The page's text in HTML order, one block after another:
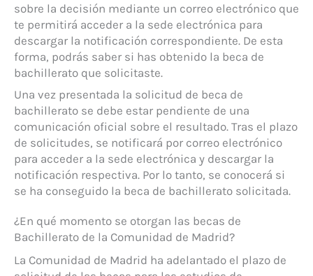
sobre la decisión mediante un correo electrónico que
te permitirá acceder a la sede electrónica para
descargar la notificación correspondiente. De esta
forma, podrás saber si has obtenido la beca de
bachillerato que solicitaste.
Una vez presentada la solicitud de beca de
bachillerato se debe estar pendiente de una
comunicación oficial sobre el resultado. Tras el plazo
de solicitudes, se notificará por correo electrónico
para acceder a la sede electrónica y descargar la
notificación respectiva. Por lo tanto, se conocerá si
se ha conseguido la beca de bachillerato solicitada.
¿En qué momento se otorgan las becas de
Bachillerato de la Comunidad de Madrid?
La Comunidad de Madrid ha adelantado el plazo de